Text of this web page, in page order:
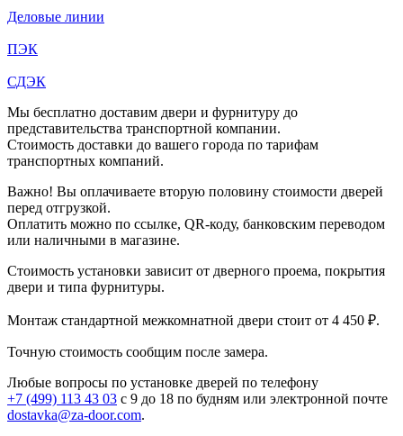
Деловые линии
ПЭК
СДЭК
Мы бесплатно доставим двери и фурнитуру до
представительства транспортной компании.
Стоимость доставки до вашего города по тарифам
транспортных компаний.
Важно! Вы оплачиваете вторую половину стоимости дверей
перед отгрузкой.
Оплатить можно по ссылке, QR-коду, банковским переводом
или наличными в магазине.
Стоимость установки зависит от дверного проема, покрытия
двери и типа фурнитуры.
Монтаж стандартной межкомнатной двери стоит от 4 450 ₽.
Точную стоимость сообщим после замера.
Любые вопросы по установке дверей по телефону
+7 (499) 113 43 03 с 9 до 18 по будням или электронной почте
dostavka@za-door.com.